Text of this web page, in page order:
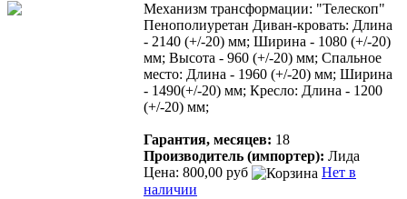
Механизм трансформации: "Телескоп"
Пенополиуретан Диван-кровать: Длина
- 2140 (+/-20) мм; Ширина - 1080 (+/-20)
мм; Высота - 960 (+/-20) мм; Спальное
место: Длина - 1960 (+/-20) мм; Ширина
- 1490(+/-20) мм; Кресло: Длина - 1200
(+/-20) мм;
Гарантия, месяцев: 18
Производитель (импортер): Лида
Цена: 800,00 руб
Нет в
наличии